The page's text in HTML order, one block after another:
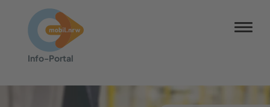
Info-​Portal
NRW-Tarif
Barrierefreiheit